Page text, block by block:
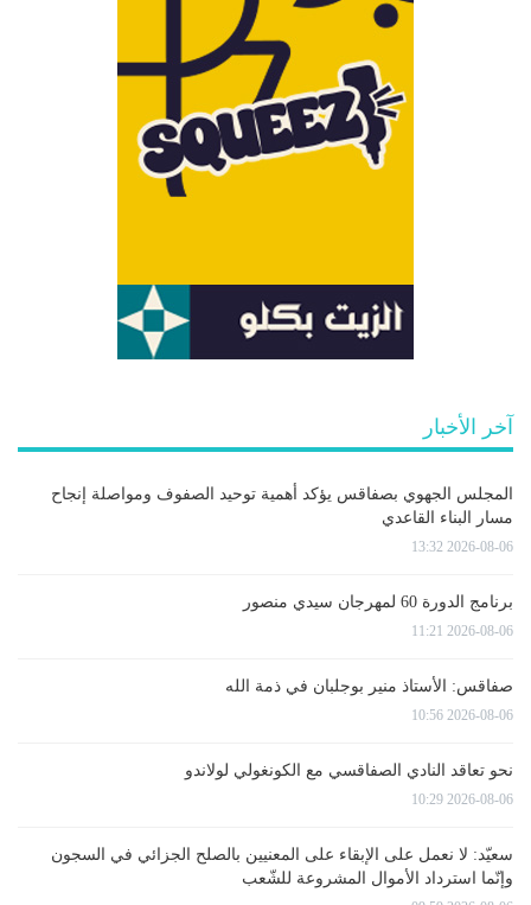
آخر الأخبار
المجلس الجهوي بصفاقس يؤكد أهمية توحيد الصفوف ومواصلة إنجاح
مسار البناء القاعدي
2026-08-06 13:32
برنامج الدورة 60 لمهرجان سيدي منصور
2026-08-06 11:21
صفاقس: الأستاذ منير بوجلبان في ذمة الله
2026-08-06 10:56
نحو تعاقد النادي الصفاقسي مع الكونغولي لولاندو
2026-08-06 10:29
سعيّد: لا نعمل على الإبقاء على المعنيين بالصلح الجزائي في السجون
وإنّما استرداد الأموال المشروعة للشّعب